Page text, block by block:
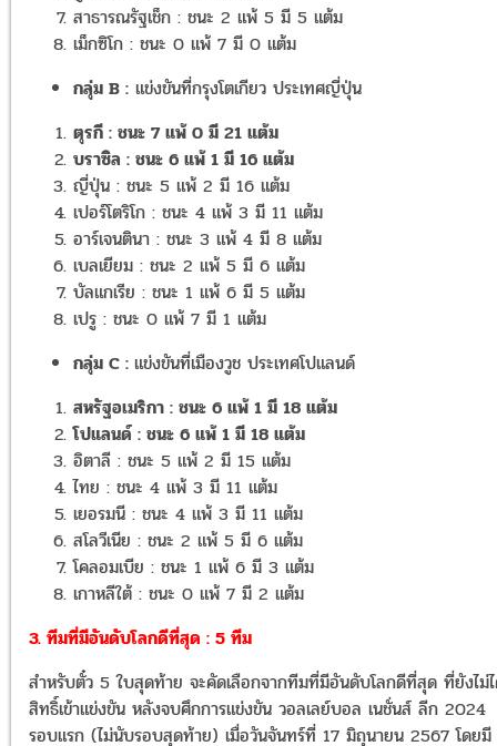
สาธารณรัฐเช็ก : ชนะ 2 แพ้ 5 มี 5 แต้ม
เม็กซิโก : ชนะ 0 แพ้ 7 มี 0 แต้ม
กลุ่ม B : แข่งขันที่กรุงโตเกียว ประเทศญี่ปุ่น
ตุรกี : ชนะ 7 แพ้ 0 มี 21 แต้ม
บราซิล : ชนะ 6 แพ้ 1 มี 16 แต้ม
ญี่ปุ่น : ชนะ 5 แพ้ 2 มี 16 แต้ม
เปอร์โตริโก : ชนะ 4 แพ้ 3 มี 11 แต้ม
อาร์เจนตินา : ชนะ 3 แพ้ 4 มี 8 แต้ม
เบลเยียม : ชนะ 2 แพ้ 5 มี 6 แต้ม
บัลแกเรีย : ชนะ 1 แพ้ 6 มี 5 แต้ม
เปรู : ชนะ 0 แพ้ 7 มี 1 แต้ม
กลุ่ม C : แข่งขันที่เมืองวูช ประเทศโปแลนด์
สหรัฐอเมริกา : ชนะ 6 แพ้ 1 มี 18 แต้ม
โปแลนด์ : ชนะ 6 แพ้ 1 มี 18 แต้ม
อิตาลี : ชนะ 5 แพ้ 2 มี 15 แต้ม
ไทย : ชนะ 4 แพ้ 3 มี 11 แต้ม
เยอรมนี : ชนะ 4 แพ้ 3 มี 11 แต้ม
สโลวีเนีย : ชนะ 2 แพ้ 5 มี 6 แต้ม
โคลอมเบีย : ชนะ 1 แพ้ 6 มี 3 แต้ม
เกาหลีใต้ : ชนะ 0 แพ้ 7 มี 2 แต้ม
3. ทีมที่มีอันดับโลกดีที่สุด : 5 ทีม
สำหรับตั๋ว 5 ใบสุดท้าย จะคัดเลือกจากทีมที่มีอันดับโลกดีที่สุด ที่ยังไม่
สิทธิ์เข้าแข่งขัน หลังจบศึกการแข่งขัน วอลเลย์บอล เนชั่นส์ ลีก 2024
รอบแรก (ไม่นับรอบสุดท้าย) เมื่อวันจันทร์ที่ 17 มิถุนายน 2567 โดยมี